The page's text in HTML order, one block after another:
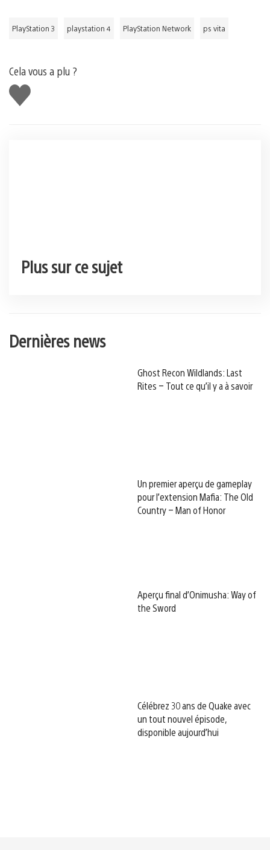
PlayStation 3 playstation 4 PlayStation Network ps vita
Cela vous a plu ?
J'aime
Plus sur ce sujet
Dernières news
Ghost Recon Wildlands: Last
Rites – Tout ce qu’il y a à savoir
Un premier aperçu de gameplay
pour l’extension Mafia: The Old
Country – Man of Honor
Aperçu final d’Onimusha: Way of
the Sword
Célébrez 30 ans de Quake avec
un tout nouvel épisode,
disponible aujourd’hui